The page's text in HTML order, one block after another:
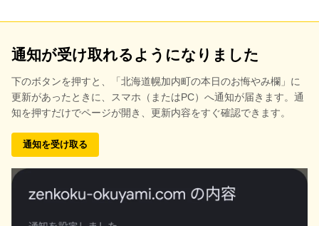
通知が受け取れるようになりました
下のボタンを押すと、
「北海道幌加内町の本日のお悔やみ欄」に
更新があったときに、スマホ（またはPC）へ通知が届きます。通
知を押すだけでページが開き、更新内容をすぐ確認できます。
通知を受け取る